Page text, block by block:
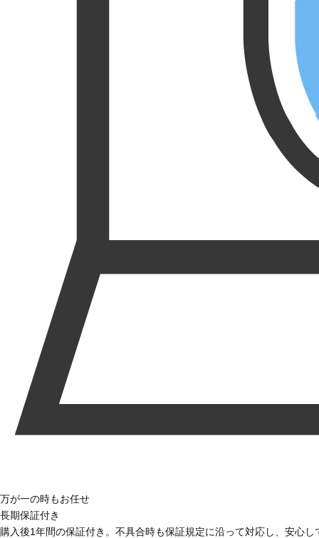
万が一の時もお任せ
長期保証付き
購入後1年間の保証付き。不具合時も保証規定に沿って対応し、安心